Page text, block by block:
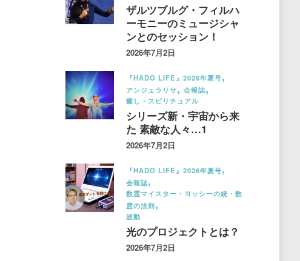
ザルツブルグ・フィルハ
ーモニーのミュージシャ
ンとのセッション！
2026年7月2日
『HADO LIFE』2026年夏号
アンジェラリサ
会報誌
癒し・スピリチュアル
シリーズ新・宇宙から来
た 素敵な人々…1
2026年7月2日
『HADO LIFE』2026年夏号
会報誌
数霊マイスター・ヨッシーの続・数
霊の法則
波動
光のプロジェクトとは？
2026年7月2日